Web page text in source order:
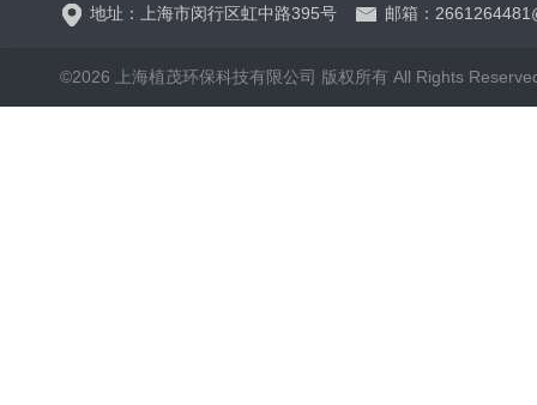
地址：上海市闵行区虹中路395号 邮箱：
©2026 上海植茂环保科技有限公司 版权所有 All Rights